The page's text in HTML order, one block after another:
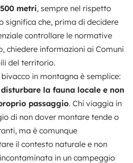
metri, sempre nel rispetto
significa che, prima di decidere
controllare le normative
chiedere informazioni ai Comuni
del territorio.
in montagna è semplice:
la fauna locale e non
passaggio. Chi viaggia in
di non dover montare tende o
ma è comunque
il contesto naturale e non
in un campeggio